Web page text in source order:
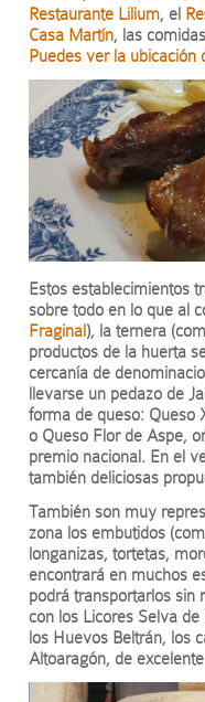
Restaurante Lilium, el
Casa Martín, las
Puedes ver la ubicación
Estos establecimientos
sobre todo en lo que al
Fraginal), la ternera
productos de la huerta
cercanía de
llevarse un pedazo de
forma de queso: Queso
o Queso Flor de Aspe,
premio nacional. En el
también deliciosas
También son muy
zona los embutidos
longanizas, tortetas,
encontrará en muchos
podrá transportarlos sin
con los Licores Selva de
los Huevos Beltrán, los
Altoaragón, de